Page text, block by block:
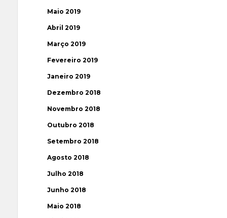
Maio 2019
Abril 2019
Março 2019
Fevereiro 2019
Janeiro 2019
Dezembro 2018
Novembro 2018
Outubro 2018
Setembro 2018
Agosto 2018
Julho 2018
Junho 2018
Maio 2018